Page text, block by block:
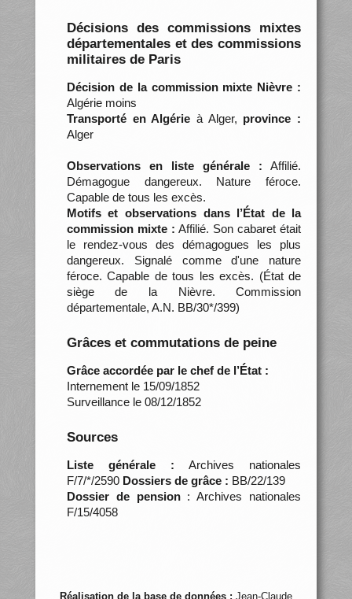
Décisions des commissions mixtes
départementales et des commissions
militaires de Paris
Décision de la commission mixte Nièvre :
Algérie moins
Transporté en Algérie à Alger, province :
Alger
Observations en liste générale : Affilié.
Démagogue dangereux. Nature féroce.
Capable de tous les excès.
Motifs et observations dans l’État de la
commission mixte : Affilié. Son cabaret était
le rendez-vous des démagogues les plus
dangereux. Signalé comme d'une nature
féroce. Capable de tous les excès. (État de
siège de la Nièvre. Commission
départementale, A.N. BB/30*/399)
Grâces et commutations de peine
Grâce accordée par le chef de l’État :
Internement le 15/09/1852
Surveillance le 08/12/1852
Sources
Liste générale : Archives nationales
F/7/*/2590 Dossiers de grâce : BB/22/139
Dossier de pension: Archives nationales
F/15/4058
Réalisation de la base de données : Jean-Claude